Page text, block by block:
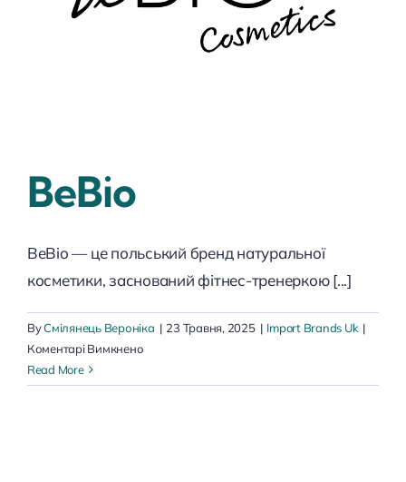
BeBio
BeBio — це польський бренд натуральної
косметики, заснований фітнес-тренеркою [...]
ByСмілянець Вероніка | 23 Травня, 2025 | Import Brands Uk |
Коментарі Вимкненодо
Read More